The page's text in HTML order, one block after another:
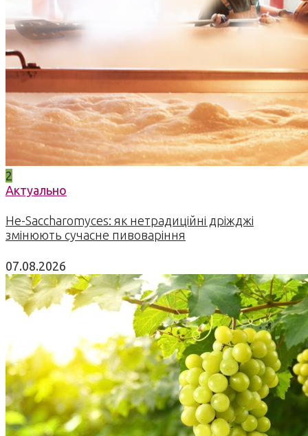
2
Актуально
Не-Saccharomyces: як нетрадиційні дріжджі
змінюють сучасне пивоваріння
07.08.2026